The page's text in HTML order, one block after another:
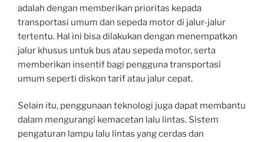
adalah dengan memberikan prioritas kepada
transportasi umum dan sepeda motor di jalur-jalur
tertentu. Hal ini bisa dilakukan dengan menempatkan
jalur khusus untuk bus atau sepeda motor, serta
memberikan insentif bagi pengguna transportasi
umum seperti diskon tarif atau jalur cepat.
Selain itu, penggunaan teknologi juga dapat membantu
dalam mengurangi kemacetan lalu lintas. Sistem
pengaturan lampu lalu lintas yang cerdas dan